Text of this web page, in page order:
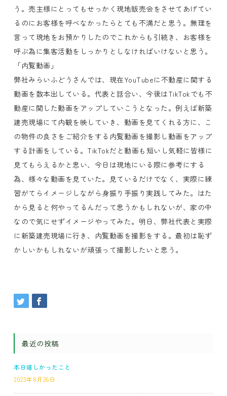
う。売主様にとってもせっかく現地販売会をさせてあげてい
るのにお客様を呼べなかったらとても不満だと思う。無理を
言って現地をお預かりしたのでこれからも引続き、お客様を
呼ぶ為に集客活動をしっかりとしなければいけないと思う。
「内覧動画」
弊社みらいふどうさんでは、現在YouTubeに不動産に関する
動画を数本出している。代表と話合い、今後はTikTokでも不
動産に関した動画をアップしていこうとなった。例えば新築
建売現場にて内観を映していき、動画を見てくれる方に、こ
の物件の良さをご紹介をする内覧動画を撮影し動画をアップ
する計画をしている。TikTokだと動画も短いし気軽に皆様に
見てもらえるかと思い、今日は現地にいる際に参考にする
為、様々な動画を見ていた。見ているだけでなく、実際に練
習がてらイメージしながら身振り手振り実践してみた。はた
から見ると何やってるんだって思うかもしれないが、家の中
なので気にせずイメージやってみた。明日、弊社代表と実際
に新築建売現場に行き、内覧動画を撮影をする。最初は恥ず
かしいかもしれないが頑張って撮影したいと思う。
最近の投稿
本日嬉しかったこと
2023年8月26日